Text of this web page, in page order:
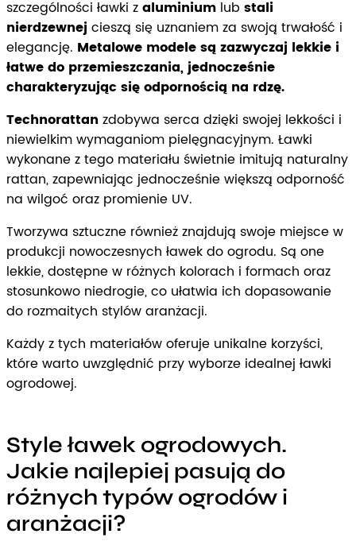
szczególności ławki zaluminium lub stali
nierdzewnejcieszą się uznaniem za swoją trwałość i
elegancję. Metalowe modele są zazwyczaj lekkie i
łatwe do przemieszczania, jednocześnie
charakteryzując się odpornością na rdzę.
Technorattan zdobywa serca dzięki swojej lekkości i
niewielkim wymaganiom pielęgnacyjnym. Ławki
wykonane z tego materiału świetnie imitują naturalny
rattan, zapewniając jednocześnie większą odporność
na wilgoć oraz promienie UV.
Tworzywa sztuczne również znajdują swoje miejsce w
produkcji nowoczesnych ławek do ogrodu. Są one
lekkie, dostępne w różnych kolorach i formach oraz
stosunkowo niedrogie, co ułatwia ich dopasowanie
do rozmaitych stylów aranżacji.
Każdy z tych materiałów oferuje unikalne korzyści,
które warto uwzględnić przy wyborze idealnej ławki
ogrodowej.
Style ławek ogrodowych.
Jakie najlepiej pasują do
różnych typów ogrodów i
aranżacji?